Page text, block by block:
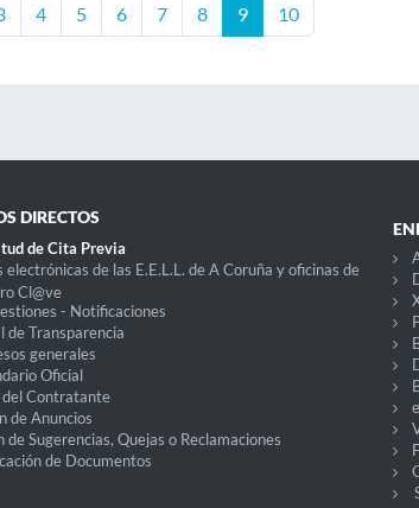
4 5 6 7 8 9 10
DIRECTOS
de Cita Previa
electrónicas de las E.E.L.L. de A Coruña y oficinas de
Cl@ve
- Notificaciones
de Transparencia
generales
Oficial
del Contratante
de Anuncios
de Sugerencias, Quejas o Reclamaciones
de Documentos